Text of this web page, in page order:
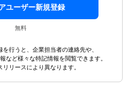
ユーザー新規登録
無料
行うと、企業担当者の連絡先や、
など様々な特記情報を閲覧できます。
リースにより異なります。